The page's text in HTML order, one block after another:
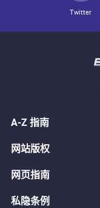
Twitter
A-Z 指南
网站版权
网页指南
私隐条例